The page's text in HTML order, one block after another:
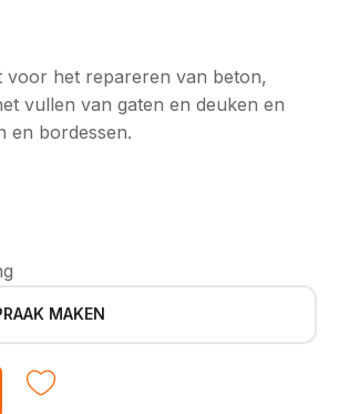
voor het repareren van beton,
vullen van gaten en deuken en
en bordessen.
MAKEN